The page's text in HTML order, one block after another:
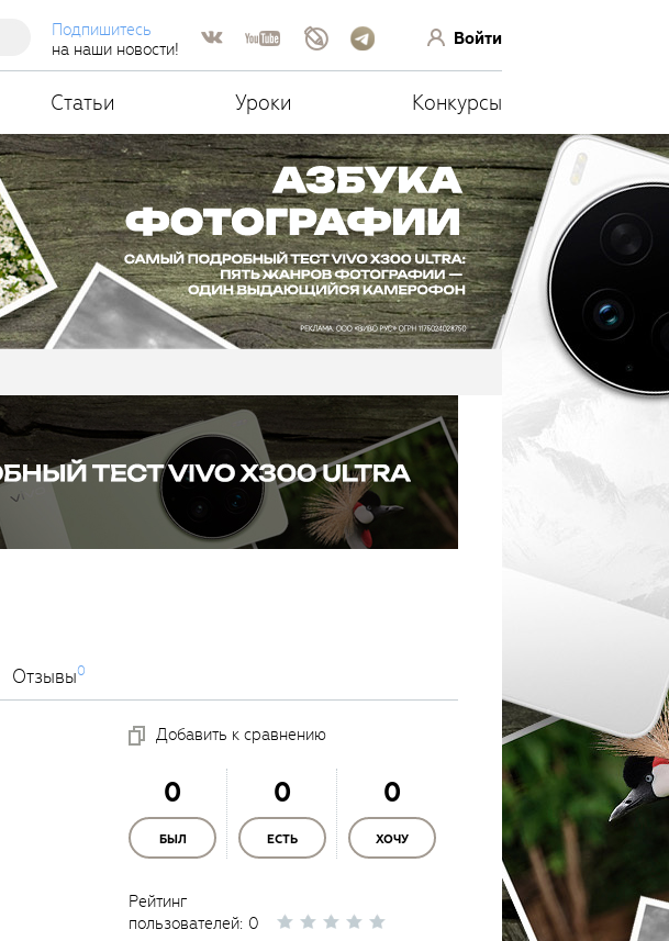
Подпишитесь
на наши новости!
Войти
Статьи Уроки Конкурсы
Отзывы0
Добавить к сравнению
0
БЫЛ
0
ЕСТЬ
0
ХОЧУ
Рейтинг
пользователей: 0